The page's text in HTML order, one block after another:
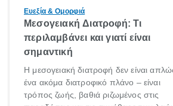
Ευεξία & Ομορφιά
Μεσογειακή Διατροφή: Τι
περιλαμβάνει και γιατί είναι
σημαντική
Η μεσογειακή διατροφή δεν είναι
ένα ακόμα διατροφικό πλάνο – είναι
τρόπος ζωής, βαθιά ριζωμένος στις